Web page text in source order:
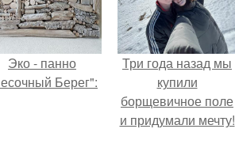
Эко - панно
Берег":
Три года назад мы
купили
борщевичное поле
и придумали мечту!